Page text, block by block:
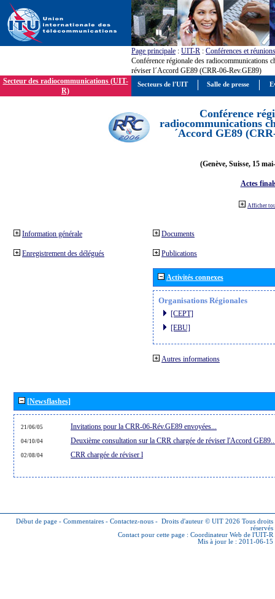
Page principale : UIT-R : Conférences et réunions
Conférence régionale des radiocommunications
réviser l´Accord GE89 (CRR-06-Rev.GE89)
Secteur des radiocommunications (UIT-
R)
Conférence
radiocommunications
´Accord GE89
(Genève, Suisse, 15
Actes
Afficher
Information générale
Enregistrement des délégués
Documents
Publications
Activités connexes
Organisations Régionales
[CEPT]
[EBU]
Autres informations
[Newsflashes]
21/06/05 Invitations pour la CRR-06-Rév.GE89 envoyées...
04/10/04 Deuxième consultation sur la CRR chargée de réviser l'Accord
02/08/04 CRR chargée de réviser l
Début de page - Commentaires - Contactez-nous - Droits d'auteur © UIT 2026 Tous droits
réservés
Contact pour cette page : Coordinateur Web de l'UIT-R
Mis à jour le : 2011-06-15
Secteurs de l'UIT Salle de presse